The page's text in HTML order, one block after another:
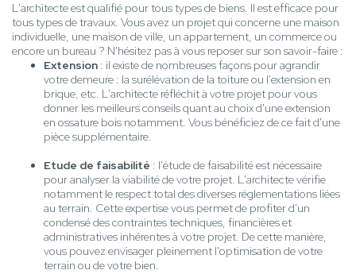
L'architecte est qualifié pour tous types de biens. Il est efficace pour
tous types de travaux. Vous avez un projet qui concerne une maison
individuelle, une maison de ville, un appartement, un commerce ou
encore un bureau ? N'hésitez pas à vous reposer sur son savoir-faire :
Extension : il existe de nombreuses façons pour agrandir
votre demeure : la surélévation de la toiture ou l'extension en
brique, etc. L'architecte réfléchit à votre projet pour vous
donner les meilleurs conseils quant au choix d'une extension
en ossature bois notamment. Vous bénéficiez de ce fait d'une
pièce supplémentaire.
Etude de faisabilité : l'étude de faisabilité est nécessaire
pour analyser la viabilité de votre projet. L'architecte vérifie
notamment le respect total des diverses réglementations liées
au terrain. Cette expertise vous permet de profiter d'un
condensé des contraintes techniques, financières et
administratives inhérentes à votre projet. De cette manière,
vous pouvez envisager pleinement l'optimisation de votre
terrain ou de votre bien.